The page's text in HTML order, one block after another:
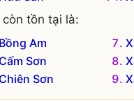
tồn tại là:
Am
Sơn
Sơn